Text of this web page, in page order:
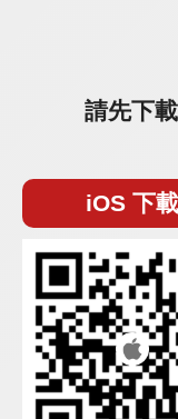
請先下
iOS 下載